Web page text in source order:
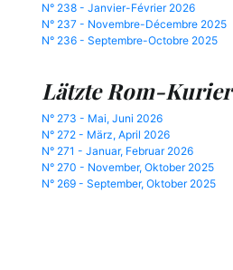
N° 238 - Janvier-Février 2026
N° 237 - Novembre-Décembre 2025
N° 236 - Septembre-Octobre 2025
Lätzte Rom-Kurier
N° 273 - Mai, Juni 2026
N° 272 - März, April 2026
N° 271 - Januar, Februar 2026
N° 270 - November, Oktober 2025
N° 269 - September, Oktober 2025